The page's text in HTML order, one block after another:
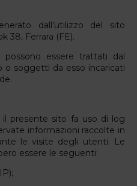
dall’utilizzo del sito
38, Ferrara (FE).
essere trattati dal
o soggetti da esso incaricati
presente sito fa uso di log
informazioni raccolte in
le visite degli utenti. Le
essere le seguenti: